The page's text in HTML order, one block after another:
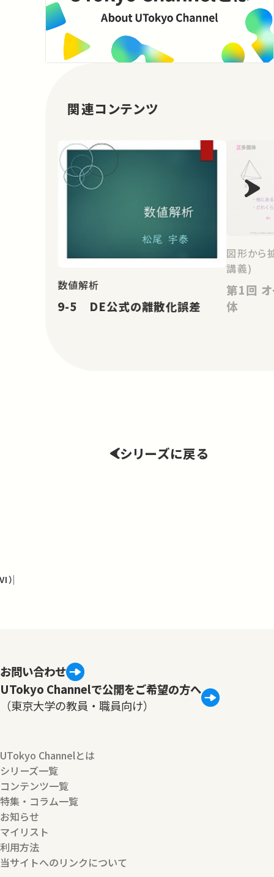
関連コンテンツ
数値解析
9-5 DE公式の離散化誤差
図形から
講義)
第1回 オイラーの公式と正多面
体
シリーズに戻る
）
お問い合わせ
UTokyo Channelで公開をご希望の方へ
（東京大学の教員・職員向け）
UTokyo Channelとは
シリーズ一覧
コンテンツ一覧
特集・コラム一覧
お知らせ
マイリスト
利用方法
当サイトへのリンクについて